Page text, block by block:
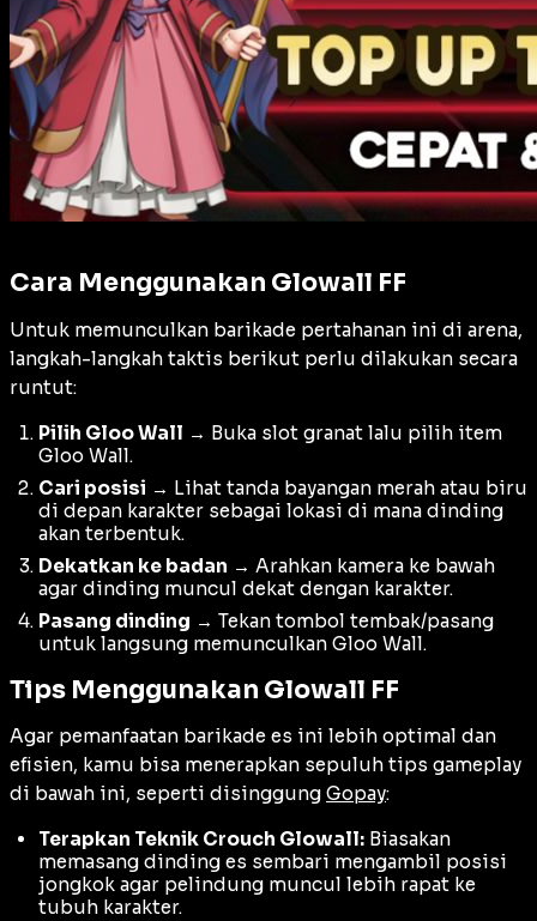
Cara Menggunakan Glowall FF
Untuk memunculkan barikade pertahanan ini di arena,
langkah-langkah taktis berikut perlu dilakukan secara
runtut:
Pilih Gloo Wall → Buka slot granat lalu pilih item
Gloo Wall.
Cari posisi → Lihat tanda bayangan merah atau biru
di depan karakter sebagai lokasi di mana dinding
akan terbentuk.
Dekatkan ke badan → Arahkan kamera ke bawah
agar dinding muncul dekat dengan karakter.
Pasang dinding → Tekan tombol tembak/pasang
untuk langsung memunculkan Gloo Wall.
Tips Menggunakan Glowall FF
Agar pemanfaatan barikade es ini lebih optimal dan
efisien, kamu bisa menerapkan sepuluh tips gameplay
di bawah ini, seperti disinggung Gopay:
Terapkan Teknik Crouch Glowall: Biasakan
memasang dinding es sembari mengambil posisi
jongkok agar pelindung muncul lebih rapat ke
tubuh karakter.